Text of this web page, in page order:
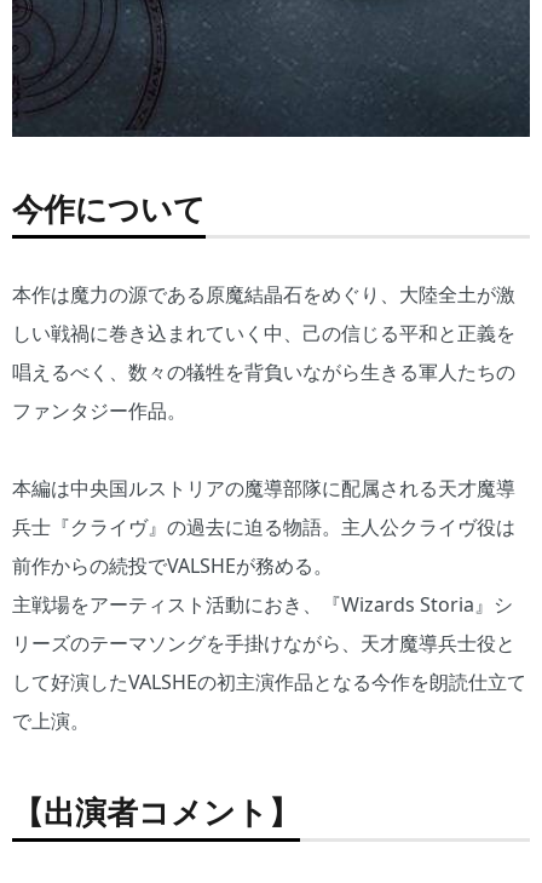
今作について
本作は魔力の源である原魔結晶石をめぐり、大陸全土が激
しい戦禍に巻き込まれていく中、己の信じる平和と正義を
唱えるべく、数々の犠牲を背負いながら生きる軍人たちの
ファンタジー作品。
本編は中央国ルストリアの魔導部隊に配属される天才魔導
兵士『クライヴ』の過去に迫る物語。主人公クライヴ役は
前作からの続投でVALSHEが務める。
主戦場をアーティスト活動におき、『Wizards Storia』シ
リーズのテーマソングを手掛けながら、天才魔導兵士役と
して好演したVALSHEの初主演作品となる今作を朗読仕立て
で上演。
【出演者コメント】